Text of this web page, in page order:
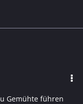
Gemühte führen